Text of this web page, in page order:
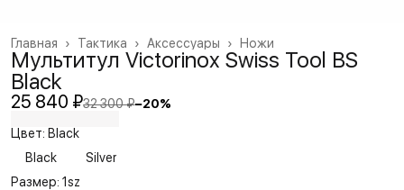
Ножи
Аксессуары ›
Тактика ›
Главная ›
Мультитул Victorinox Swiss Tool BS
Black
25 840 ₽32 300 ₽−20%
Цвет: Black
Black
Silver
Размер: 1sz